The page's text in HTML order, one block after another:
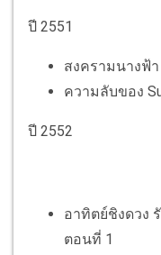
ปี 2551
สงครามนางฟ้
ความลับของ
ปี 2552
อาทิตย์ชิงดวง
ตอนที่ 1